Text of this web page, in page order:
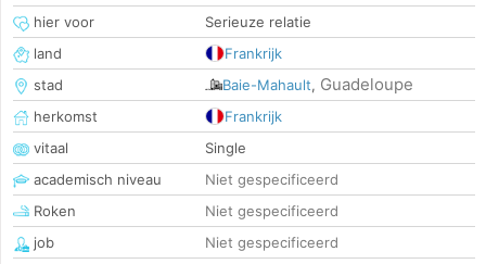
hier voor
Serieuze relatie
land
Frankrijk
stad
Baie-Mahault, Guadeloupe
herkomst
Frankrijk
vitaal
Single
academisch niveau
Niet gespecificeerd
Roken
Niet gespecificeerd
job
Niet gespecificeerd